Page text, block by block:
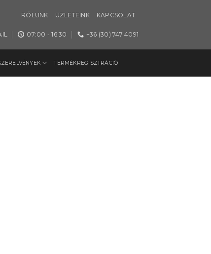
RÓLUNK ÜZLETEINK KAPCSOLAT
07:00 - 16:30 +36 (30) 747 4091
TERMÉKREGISZTRÁCIÓ